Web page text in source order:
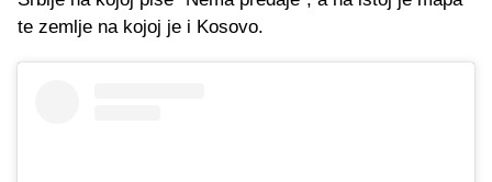
te zemlje na kojoj je i Kosovo.